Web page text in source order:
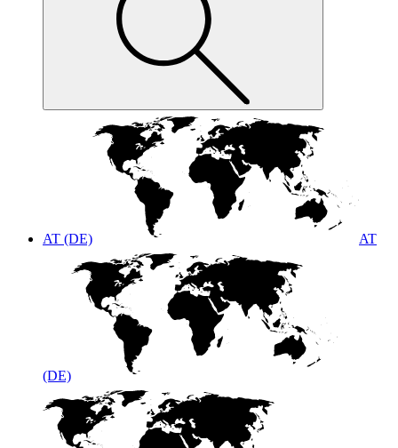
AT (DE) AT
(DE)